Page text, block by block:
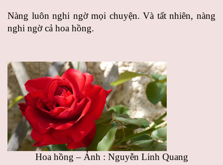
Nàng luôn nghi ngờ mọi chuyện. Và tất nhiên, nàng
nghi ngờ cả hoa hồng.
Hoa hồng – Ảnh : Nguyễn Linh Quang